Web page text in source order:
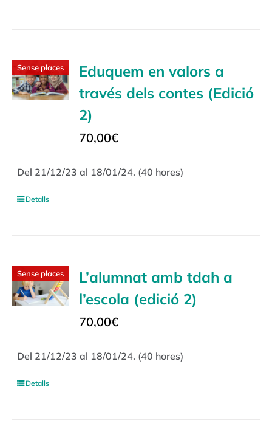
Sense places
Eduquem en valors a
través dels contes (Edició
2)
70,00€
Del 21/12/23 al 18/01/24. (40 hores)
Detalls
Sense places
L’alumnat amb tdah a
l’escola (edició 2)
70,00€
Del 21/12/23 al 18/01/24. (40 hores)
Detalls